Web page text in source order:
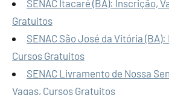
SENAC Itacaré (BA): Inscrição,
Gratuitos
SENAC São José da Vitória
Cursos Gratuitos
SENAC Livramento de Nossa
Vagas, Cursos Gratuitos